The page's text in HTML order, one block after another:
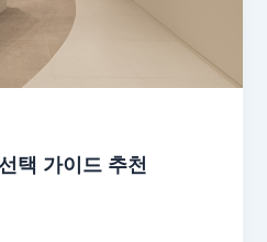
택 가이드 추천